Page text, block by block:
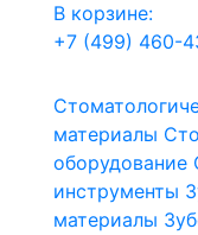
В корзине:
+7 (499) 460-
материалы
оборудование
инструменты
материалы